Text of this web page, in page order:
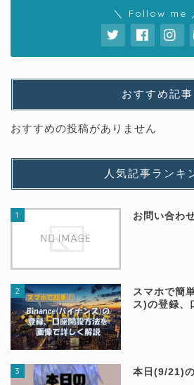
＼ Follow me
おすすめ記事
おすすめの投稿がありません
人気記事ランキ
1 お問い合わ
2
スマホで簡
ス)の登録、
3 本日(9/21)